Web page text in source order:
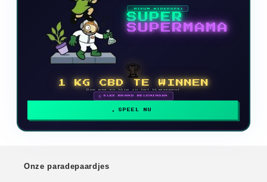
NIEUW VIDEOSPEL
SUPER
SUPERMAMA
🏆
1 KG CBD TE WINNEN
Doe mee en klim in het klassement
🗓 ELKE MAAND BELONINGEN
SPEEL NU
Onze paradepaardjes